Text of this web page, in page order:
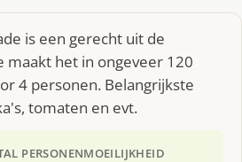
is een gerecht uit de
maakt het in ongeveer 120
4 personen. Belangrijkste
tomaten en evt.
PERSONENMOEILIJKHEID